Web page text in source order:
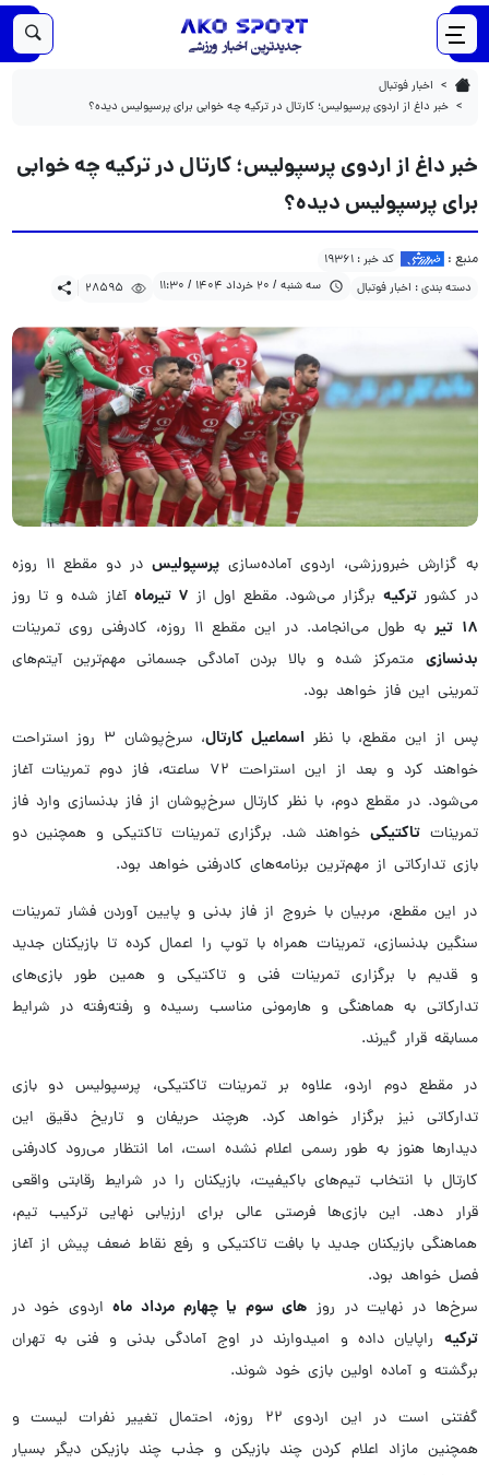
اخبار فوتبال
خبر داغ از اردوی پرسپولیس؛ کارتال در ترکیه چه خوابی برای پرسپولیس دیده؟
خبر داغ از اردوی پرسپولیس؛ کارتال در ترکیه چه خوابی برای پرسپولیس دیده؟ 1404/03/20
28595
خبر داغ از اردوی پرسپولیس؛ کارتال در ترکیه چه خوابی
برای پرسپولیس دیده؟
منبع :
کد خبر : 19361
دسته بندی : اخبار فوتبال
سه شنبه / 20 خرداد 1404 / 11:30 28595
به گزارش خبرورزشی، اردوی آماده‌سازیپرسپولیس
در دو مقطع ۱۱ روزه
در کشورترکیه برگزار می‌شود. مقطع اول از ۷ تیرماه آغاز شده و تا روز
۱۸ تیر به طول می‌انجامد. در این مقطع ۱۱ روزه، کادرفنی روی تمرینات
بدنسازی متمرکز شده و بالا بردن آمادگی جسمانی مهم‌ترین آیتم‌های
تمرینی این فاز خواهد بود.
پس از این مقطع، با نظر اسماعیل کارتال
، سرخ‌پوشان ۳ روز استراحت
خواهند کرد و بعد از این استراحت ۷۲ ساعته، فاز دوم تمرینات آغاز
می‌شود. در مقطع دوم، با نظر کارتال سرخ‌پوشان از فاز بدنسازی وارد فاز
تمریناتتاکتیکی خواهند شد. برگزاری تمرینات تاکتیکی و همچنین دو
بازی تدارکاتی از مهم‌ترین برنامه‌های کادرفنی خواهد بود.
در این مقطع، مربیان با خروج از فاز بدنی و پایین آوردن فشار تمرینات
سنگین بدنسازی، تمرینات همراه با توپ را اعمال کرده تا بازیکنان جدید
و قدیم با برگزاری تمرینات فنی و تاکتیکی و همین طور بازی‌های
تدارکاتی به هماهنگی و هارمونی مناسب رسیده و رفته‌رفته در شرایط
مسابقه قرار گیرند.
در مقطع دوم اردو، علاوه بر تمرینات تاکتیکی، پرسپولیس دو بازی
تدارکاتی نیز برگزار خواهد کرد. هرچند حریفان و تاریخ دقیق این
دیدارها هنوز به طور رسمی اعلام نشده است، اما انتظار می‌رود کادرفنی
کارتال با انتخاب تیم‌های باکیفیت، بازیکنان را در شرایط رقابتی واقعی
قرار دهد. این بازی‌ها فرصتی عالی برای ارزیابی نهایی ترکیب تیم،
هماهنگی بازیکنان جدید با بافت تاکتیکی و رفع نقاط ضعف پیش از آغاز
فصل خواهد بود.
سرخ‌ها در نهایت در روز های سوم یا چهارم مرداد ماهاردوی خود در
ترکیه راپایان داده و امیدوارند در اوج آمادگی بدنی و فنی به تهران
برگشته و آماده اولین بازی خود شوند.
گفتنی است در این اردوی ۲۲ روزه، احتمال تغییر نفرات لیست و
همچنین مازاد اعلام کردن چند بازیکن و جذب چند بازیکن دیگر بسیار